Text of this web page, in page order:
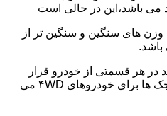
باشد،این در حالی است
های سنگین و سنگین تر از
هر قسمتی از خودرو قرار
بگیرد.جک سوسماری از بهترین جک ها برای خودروهای ۴WD می